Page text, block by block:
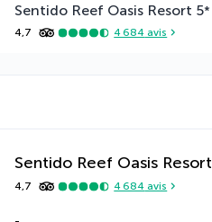
Sentido Reef Oasis Resort 5*
4,7 4 684 avis
Sentido Reef Oasis Resort
4,7 4 684 avis